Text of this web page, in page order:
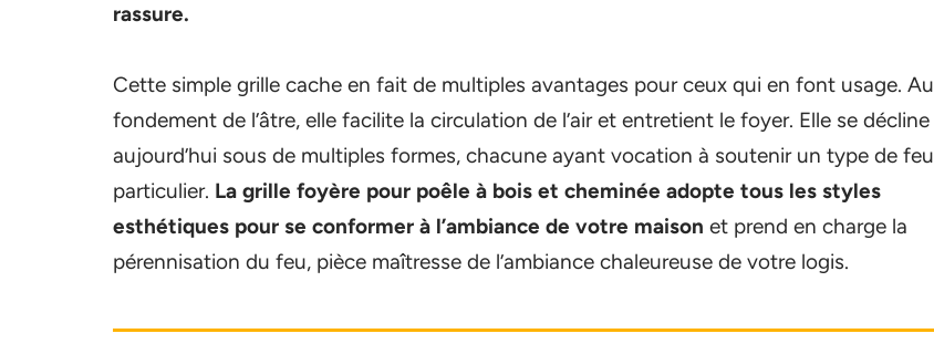
rassure.
Cette simple grille cache en fait de multiples avantages pour ceux qui en font usage. Au
fondement de l’âtre, elle facilite la circulation de l’air et entretient le foyer. Elle se décline
aujourd’hui sous de multiples formes, chacune ayant vocation à soutenir un type de feu
particulier. La grille foyère pour poêle à bois et cheminée adopte tous les styles
esthétiques pour se conformer à l’ambiance de votre maison et prend en charge la
pérennisation du feu, pièce maîtresse de l’ambiance chaleureuse de votre logis.